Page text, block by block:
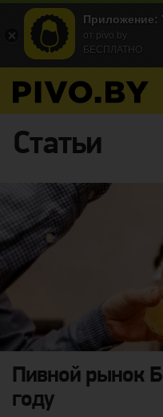
Статьи
Пивной рынок
году
Приложение:
от pivo.by
БЕСПЛАТНО